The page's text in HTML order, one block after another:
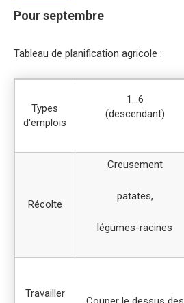
Pour septembre
Tableau de planification agricole :
Types
d'emplois
1…6
(descendant)
Récolte
Creusement
patates,
légumes-racines
Travailler